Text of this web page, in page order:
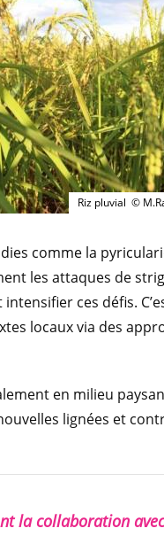
Riz pluvial ©
comme la
les attaques de
ces défis.
locaux via des
en milieu
lignées et
la collaboration